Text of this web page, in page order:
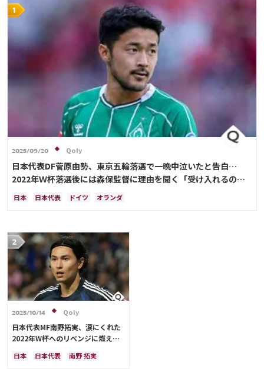
2025/09/20 Qoly
日本代表DF菅原由勢、東京五輪落選で一晩中泣いたと告白…
2022年Ｗ杯落選後には森保監督に理由を聞く「受け入れるのは
難しかった」
日本 日本代表 ドイツ オランダ
2025/10/14 Qoly
日本代表MF南野拓実、涙にくれた
2022年W杯へのリベンジに燃える
ー人生をかけた戦い」
日本 日本代表
南野 拓実